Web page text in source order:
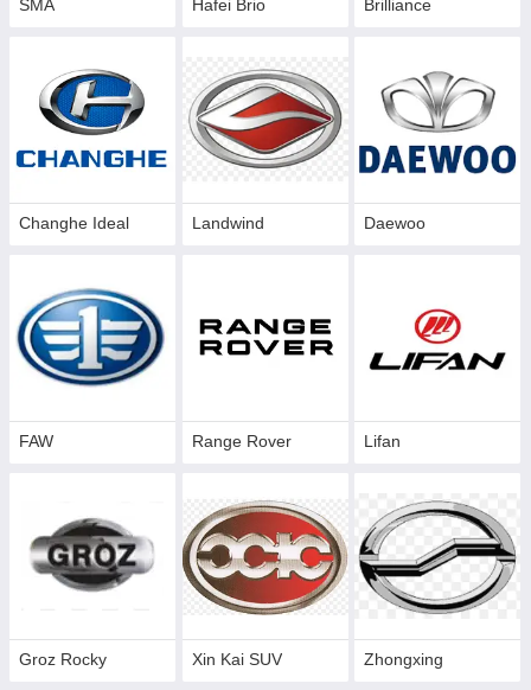
SMA Hafei Brio Brilliance
Changhe Ideal Landwind Daewoo
FAW Range Rover Lifan
Groz Rocky Xin Kai SUV Zhongxing